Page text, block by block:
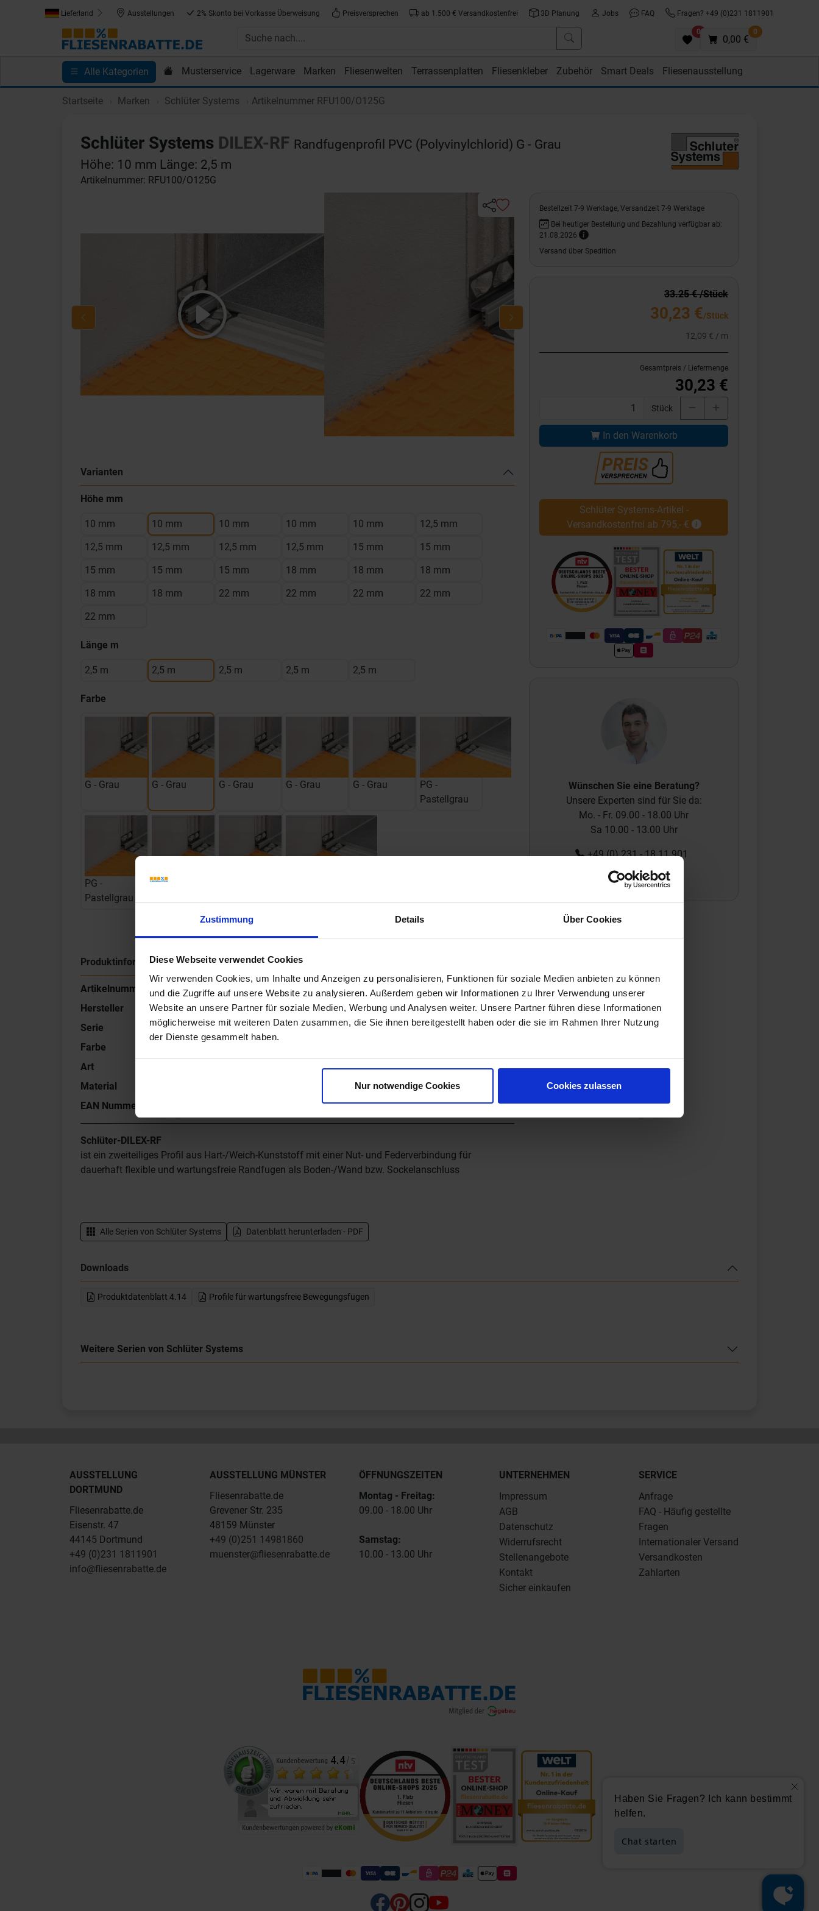
Zustimmung Details Über Cookies
Diese Webseite verwendet Cookies
Wir verwenden Cookies, um Inhalte und Anzeigen zu personalisieren, Funktionen für soziale Medien anbieten zu können
und die Zugriffe auf unsere Website zu analysieren. Außerdem geben wir Informationen zu Ihrer Verwendung unserer
Website an unsere Partner für soziale Medien, Werbung und Analysen weiter. Unsere Partner führen diese Informationen
möglicherweise mit weiteren Daten zusammen, die Sie ihnen bereitgestellt haben oder die sie im Rahmen Ihrer Nutzung
der Dienste gesammelt haben.
Nur notwendige Cookies Cookies zulassen
Lieferland Ausstellungen 2% Skonto bei Vorkasse Überweisung Preisversprechen ab 1.500 € Versandkostenfrei 3D Planung Jobs FAQ Fragen? +49 (0)231 1811901
0 0
0,00 €
Alle Kategorien Musterservice Lagerware Marken Fliesenwelten Terrassenplatten Fliesenkleber Zubehör Smart Deals Fliesenausstellung
Kundenprojekte Blog Einkaufen bei Fliesenrabatte.de
Startseite Marken Schlüter Systems Artikelnummer RFU100/O125G
Schlüter Systems DILEX-RF Randfugenprofil PVC (Polyvinylchlorid) G - Grau
Höhe: 10 mm Länge: 2,5 m
Artikelnummer: RFU100/O125G
Varianten
Höhe mm
10 mm 10 mm 10 mm 10 mm 10 mm
12,5 mm
12,5 mm
12,5 mm 12,5 mm 12,5 mm 15 mm
15 mm
15 mm
15 mm 15 mm 18 mm 18 mm
18 mm
18 mm
18 mm 22 mm 22 mm 22 mm
22 mm
22 mm
Länge m
2,5 m 2,5 m 2,5 m 2,5 m 2,5 m
Farbe
G - Grau G - Grau G - Grau G - Grau G - Grau
PG -
Pastellgrau
PG -
Pastellgrau
PG -
Produktinformationen
Artikelnummer
RFU100/O125G
Hersteller
Schlüter Systems
Serie
DILEX-RF
Farbe
Art
Material
EAN Nummer
Gewicht
0,405 KG/Stück
Stück pro Paket
1
Bestell-/Lieferzeit
Bestellzeit 7-9 Werktage,
Versandzeit 7-9 Werktage
Schlüter-DILEX-RF
ist ein zweiteiliges Profil aus Hart-/Weich-Kunststoff mit einer Nut- und Federverbindung für
dauerhaft flexible und wartungsfreie Randfugen als Boden-/Wand bzw. Sockelanschluss
Alle Serien von Schlüter Systems Datenblatt herunterladen - PDF
Bestellzeit 7-9 Werktage, Versandzeit 7-9 Werktage
Bei heutiger Bestellung und Bezahlung verfügbar ab:
21.08.2026
Versand über Spedition
33.25 € /Stück
30,23 €/Stück
12,09 € / m
Gesamtpreis / Liefermenge
30,23 €
Stück
In den Warenkorb
Schlüter Systems-Artikel -
Versandkostenfrei ab 795,- €
Wünschen Sie eine Beratung?
Unsere Experten sind für Sie da:
Mo. - Fr. 09.00 - 18.00 Uhr
Sa 10.00 - 13.00 Uhr
+49 (0) 231 - 18 11 901
Anfrage zum Produkt
Downloads
Produktdatenblatt 4.14 Profile für wartungsfreie Bewegungsfugen
Weitere Serien von Schlüter Systems
AUSSTELLUNG
DORTMUND
Fliesenrabatte.de
Eisenstr. 47
44145 Dortmund
+49 (0)231 1811901
info@fliesenrabatte.de
AUSSTELLUNG MÜNSTER
Fliesenrabatte.de
Grevener Str. 235
48159 Münster
+49 (0)251 14981860
muenster@fliesenrabatte.de
ÖFFNUNGSZEITEN
Montag - Freitag:
09.00 - 18.00 Uhr
Samstag:
10.00 - 13.00 Uhr
UNTERNEHMEN
Impressum
AGB
Datenschutz
Widerrufsrecht
Stellenangebote
Kontakt
Sicher einkaufen
SERVICE
Anfrage
FAQ - Häufig gestellte
Fragen
Internationaler Versand
Versandkosten
Zahlarten